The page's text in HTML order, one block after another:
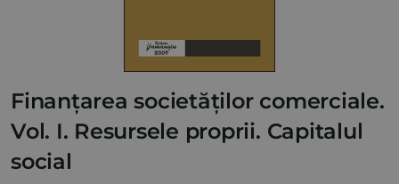
Finanțarea societăților comerciale.
Vol. I. Resursele proprii. Capitalul
social